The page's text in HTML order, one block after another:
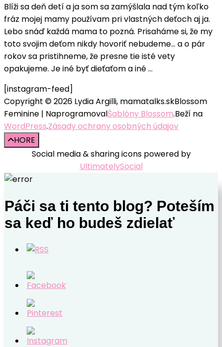
Blíži sa deň detí a ja som sa zamýšlala nad tým koľko
fráz mojej mamy používam pri vlastných deťoch aj ja.
Lebo snáď každá mama to pozná. Prisaháme si, že my
toto svojim deťom nikdy hovoriť nebudeme… a o pár
rokov sa pristihneme, že presne tie isté vety
opakujeme. Je iné byť dieťaťom a iné …
[instagram-feed]
Copyright © 2026 Lydia Argilli, mamatalks.skBlossom
Feminine | NaprogramovalŠablóny Blossom.Beží na
WordPress.Zásady ochrany osobných údajov
HORE
Social media & sharing icons powered by
UltimatelySocial
Páči sa ti tento blog? Poteším
sa keď ho budeš zdielať